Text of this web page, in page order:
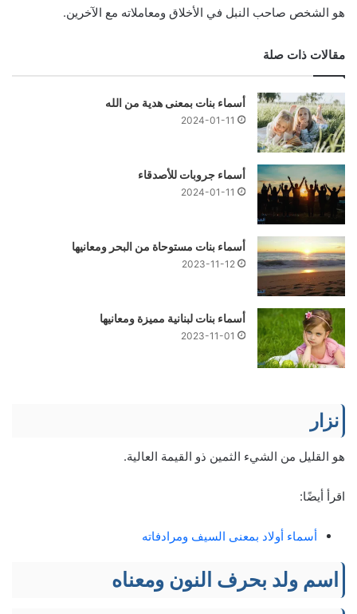
هو الشخص صاحب النبل في الأخلاق ومعاملاته مع الآخرين.
مقالات ذات صلة
أسماء بنات بمعنى هدية من الله
2024-01-11
أسماء جروبات للأصدقاء
2024-01-11
أسماء بنات مستوحاة من البحر ومعانيها
2023-11-12
أسماء بنات لبنانية مميزة ومعانيها
2023-11-01
نزار
هو القليل من الشيء الثمين ذو القيمة العالية.
اقرأ أيضًا:
أسماء أولاد بمعنى السيف ومرادفاته
اسم ولد بحرف النون ومعناه